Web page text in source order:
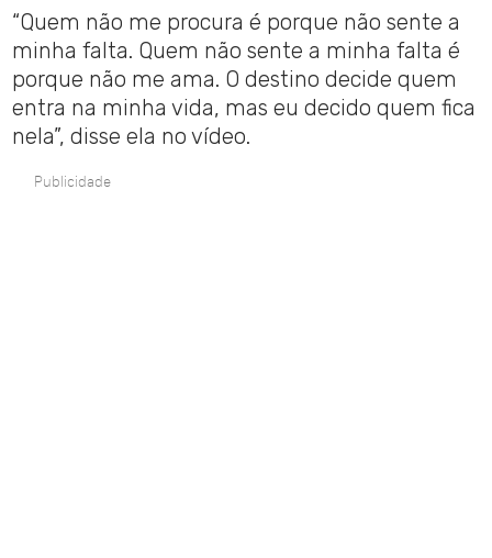
“Quem não me procura é porque não sente a
minha falta. Quem não sente a minha falta é
porque não me ama. O destino decide quem
entra na minha vida, mas eu decido quem fica
nela”, disse ela no vídeo.
Publicidade